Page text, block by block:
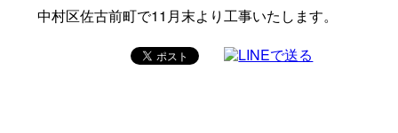
中村区佐古前町で11月末より工事いたします。